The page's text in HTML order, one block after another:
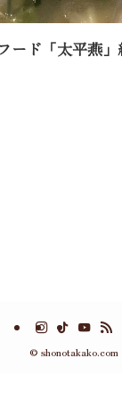
ード「太平燕
© shonotakako.com